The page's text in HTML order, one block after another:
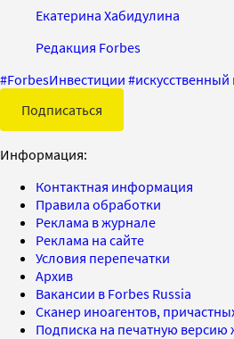
Екатерина Хабидулина
Редакция Forbes
#ForbesИнвестиции #
Подписаться
Информация:
Контактная информация
Правила обработки
Реклама в журнале
Реклама на сайте
Условия перепечатки
Архив
Вакансии в Forbes Russia
Сканер иноагентов,
Подписка на печатную версию